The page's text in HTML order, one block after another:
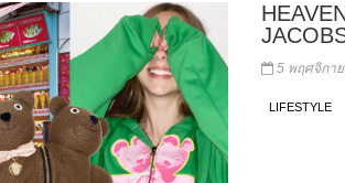
5 พฤศจิกา
LIFESTYLE